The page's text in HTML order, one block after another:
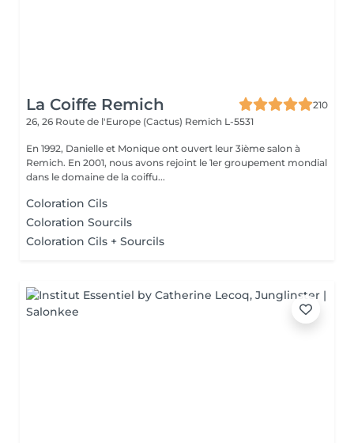
La Coiffe Remich
210
26, 26 Route de l'Europe (Cactus) Remich L-5531
En 1992, Danielle et Monique ont ouvert leur 3ième salon à
Remich. En 2001, nous avons rejoint le 1er groupement mondial
dans le domaine de la coiffu...
Coloration Cils
Coloration Sourcils
Coloration Cils + Sourcils